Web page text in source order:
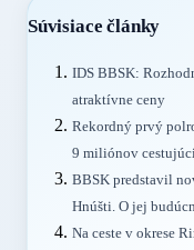
Súvisiace články
IDS BBSK:
atraktívne ceny
Rekordný prvý
9 miliónov
BBSK predstavil
Hnúšti. O jej
Na ceste v okrese